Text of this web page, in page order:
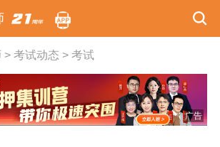
> 考试动态 > 考试
广告